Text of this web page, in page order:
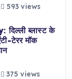
593 views
ब्लास्ट के
टेरर मॉक
375 views